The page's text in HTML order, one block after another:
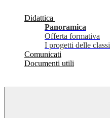
Didattica
Panoramica
Offerta formativa
I progetti delle classi
Comunicati
Documenti utili